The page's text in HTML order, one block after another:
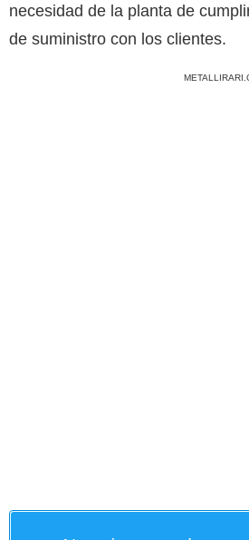
necesidad de la planta de
de suministro con los clientes.